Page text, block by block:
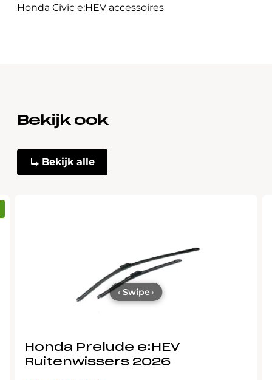
Honda Civic e:HEV accessoires
Bekijk ook
Bekijk alle
Honda Prelude e:HEV
Ruitenwissers 2026
‹ Swipe ›